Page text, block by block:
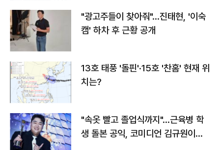
"광고주들이 찾아줘"…진태현, '이숙
캠' 하차 후 근황 공개
13호 태풍 '돌핀'·15호 '찬홈' 현재 위
치는?
"속옷 빨고 졸업식까지"…근육병 학
생 돌본 공익, 코미디언 김규원이었